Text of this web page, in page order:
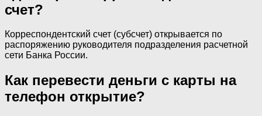
счет?
Корреспондентский счет (субсчет) открывается по
распоряжению руководителя подразделения расчетной
сети Банка России.
Как перевести деньги с карты на
телефон открытие?